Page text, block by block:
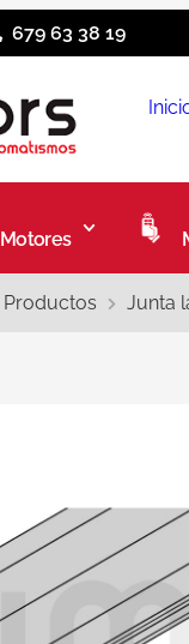
679 63 38 19
Motores
Productos Junta